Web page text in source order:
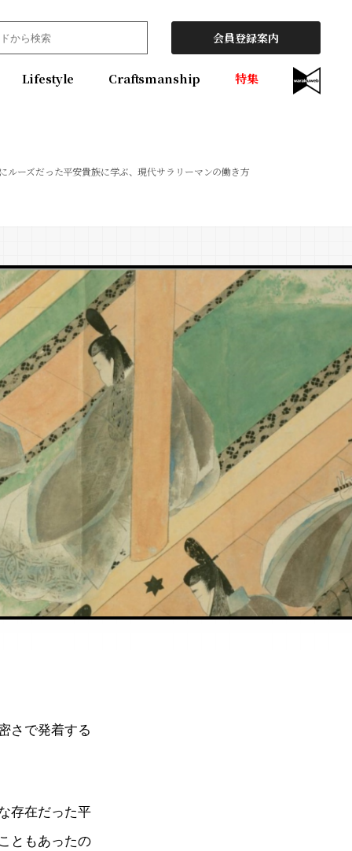
会員登録案内
Lifestyle Craftsmanship 特集
ルーズだった平安貴族に学ぶ、現代サラリーマンの働き方
さで発着する
存在だった平
ともあったの